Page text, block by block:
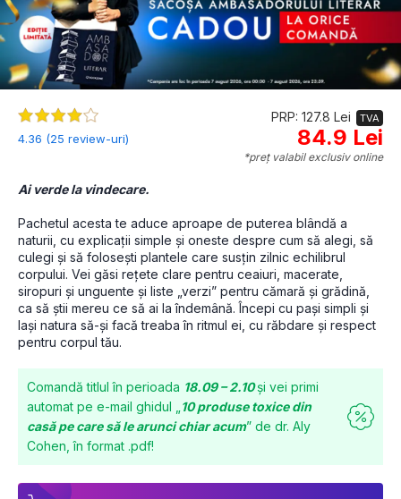
4.36 (25 review-uri)
PRP: 127.8 Lei TVA
84.9 Lei
*preț valabil exclusiv online
Ai verde la vindecare.
Pachetul acesta te aduce aproape de puterea blândă a
naturii, cu explicații simple și oneste despre cum să alegi, să
culegi și să folosești plantele care susțin zilnic echilibrul
corpului. Vei găsi rețete clare pentru ceaiuri, macerate,
siropuri și unguente și liste „verzi” pentru cămară și grădină,
ca să știi mereu ce să ai la îndemână. Începi cu pași simpli și
lași natura să-și facă treaba în ritmul ei, cu răbdare și respect
pentru corpul tău.
Comandă titlul în perioada 18.09 – 2.10și vei primi
automat pe e-mail ghidul „
10 produse toxice din
casă pe care să le arunci chiar acum” de dr. Aly
Cohen, în format .pdf!